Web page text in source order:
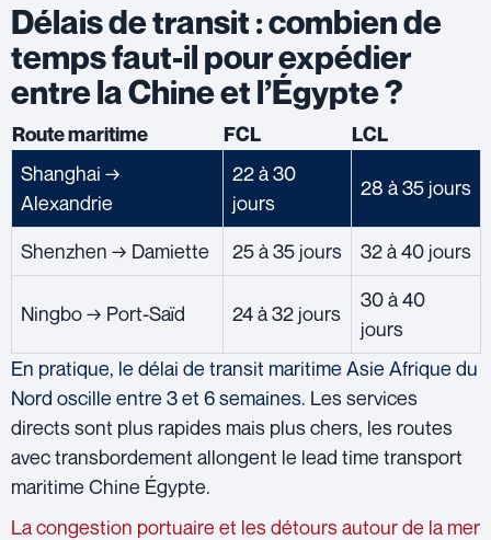
Délais de transit : combien de
temps faut-il pour expédier
entre la Chine et l’Égypte ?
Route maritime FCL LCL
Shanghai →
Alexandrie
22 à 30
jours
28 à 35 jours
Shenzhen → Damiette 25 à 35 jours 32 à 40 jours
Ningbo → Port-Saïd 24 à 32 jours
30 à 40
jours
En pratique, le délai de transit maritime Asie Afrique du
Nord oscille entre 3 et 6 semaines. Les services
directs sont plus rapides mais plus chers, les routes
avec transbordement allongent le lead time transport
maritime Chine Égypte.
La congestion portuaire et les détours autour de la mer